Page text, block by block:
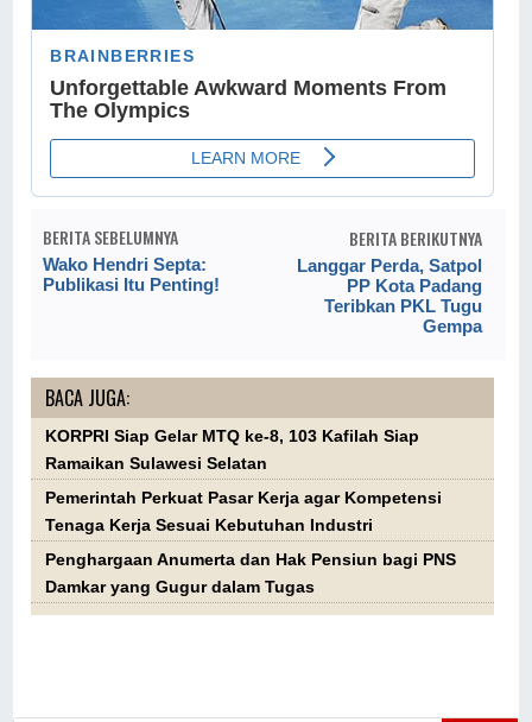
BERITA SEBELUMNYA
Wako Hendri Septa:
Publikasi Itu Penting!
BERITA BERIKUTNYA
Langgar Perda, Satpol
PP Kota Padang
Teribkan PKL Tugu
Gempa
BACA JUGA:
KORPRI Siap Gelar MTQ ke-8, 103 Kafilah Siap
Ramaikan Sulawesi Selatan
Pemerintah Perkuat Pasar Kerja agar Kompetensi
Tenaga Kerja Sesuai Kebutuhan Industri
Penghargaan Anumerta dan Hak Pensiun bagi PNS
Damkar yang Gugur dalam Tugas